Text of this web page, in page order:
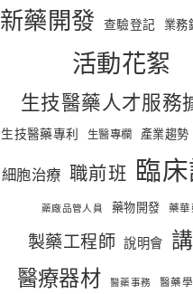
新藥開發 查驗登記 業務
活動花絮
生技醫藥人才服務
生技醫藥專利 生醫專欄 產業趨勢
細胞治療 職前班 臨
藥廠品管人員 藥物開發 藥華
製藥工程師 說明會
醫療器材 醫藥事務 醫藥